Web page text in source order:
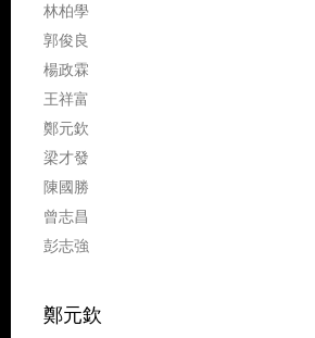
林柏學
郭俊良
楊政霖
王祥富
鄭元欽
梁才發
陳國勝
曾志昌
彭志強
鄭元欽